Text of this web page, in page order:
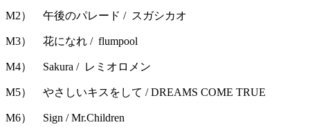
M2） 午後のパレード / スガシカオ
M3） 花になれ / flumpool
M4） Sakura / レミオロメン
M5） やさしいキスをして / DREAMS COME TRUE
M6） Sign / Mr.Children